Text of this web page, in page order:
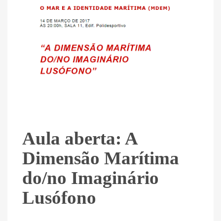
Aula aberta: A
Dimensão Marítima
do/no Imaginário
Lusófono